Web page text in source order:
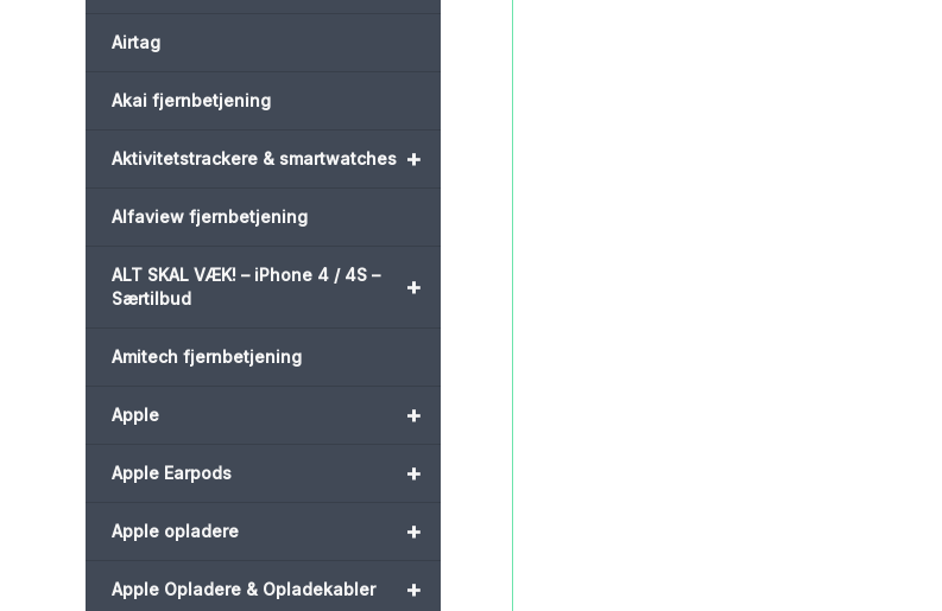
Airtag
Akai fjernbetjening
+
Aktivitetstrackere & smartwatches
Alfaview fjernbetjening
+
ALT SKAL VÆK! – iPhone 4 / 4S –
Særtilbud
Amitech fjernbetjening
+
Apple
+
Apple Earpods
+
Apple opladere
+
Apple Opladere & Opladekabler